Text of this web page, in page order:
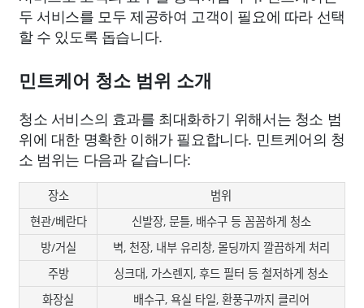
두 서비스를 모두 제공하여 고객이 필요에 따라 선택
할 수 있도록 돕습니다.
민트케어 청소 범위 소개
청소 서비스의 효과를 최대화하기 위해서는 청소 범
위에 대한 명확한 이해가 필요합니다. 민트케어의 청
소 범위는 다음과 같습니다:
장소
범위
현관/베란다
신발장, 문틀, 배수구 등 꼼꼼하게 청소
방/거실
벽, 천장, 내부 유리창, 몰딩까지 깔끔하게 처리
주방
싱크대, 가스렌지, 후드 필터 등 철저하게 청소
화장실
배수구, 욕실 타일, 환풍구까지 클리어